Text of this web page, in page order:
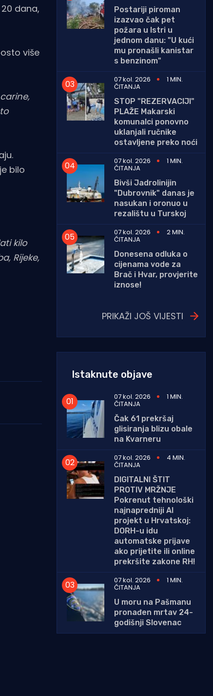
dana,
više
bilo
kilo
Rijeke,
Postariji piroman
izazvao čak pet
požara u Istri u
jednom danu: "U kući
mu pronašli kanistar
s benzinom"
07 kol. 2026
1 MIN.
ČITANJA
STOP "REZERVACIJI"
PLAŽE Makarski
komunalci ponovno
uklanjali ručnike
ostavljene preko noći
07 kol. 2026
1 MIN.
ČITANJA
Bivši Jadrolinijin
"Dubrovnik" danas je
nasukan i oronuo u
rezalištu u Turskoj
07 kol. 2026
2 MIN.
ČITANJA
Donesena odluka o
cijenama vode za
Brač i Hvar, provjerite
iznose!
PRIKAŽI JOŠ VIJESTI
Istaknute objave
07 kol. 2026 1 MIN.
ČITANJA
Čak 61 prekršaj
glisiranja blizu obale
na Kvarneru
07 kol. 2026
4 MIN.
ČITANJA
DIGITALNI ŠTIT
PROTIV MRŽNJE
Pokrenut tehnološki
najnapredniji AI
projekt u Hrvatskoj:
DORH-u idu
automatske prijave
ako prijetite ili online
prekršite zakone RH!
07 kol. 2026
1 MIN.
ČITANJA
U moru na Pašmanu
pronađen mrtav 24-
godišnji Slovenac